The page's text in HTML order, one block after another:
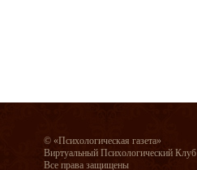
© «Психологическая газета»
Виртуальный Психологический Клуб
Все права защищены